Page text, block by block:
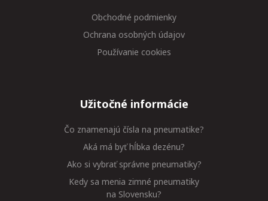
Obchodné podmienky
Ochrana osobných údajov
Používanie cookies
Užitočné informácie
Čo znamenajú čísla na pneumatike?
Aká má byť hĺbka dezénu?
Ako si vybrať správne pneumatiky?
Kedy sa menia zimné pneumatiky
na Slovensku?